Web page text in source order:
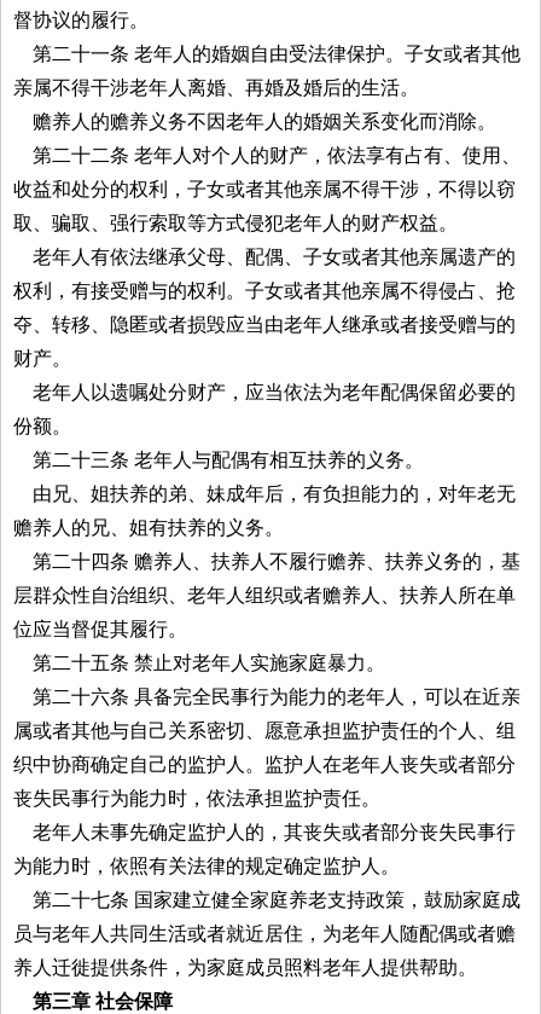
督协议的履行。
第二十一条 老年人的婚姻自由受法律保护。子女或者其他
亲属不得干涉老年人离婚、再婚及婚后的生活。
赡养人的赡养义务不因老年人的婚姻关系变化而消除。
第二十二条 老年人对个人的财产，依法享有占有、使用、
收益和处分的权利，子女或者其他亲属不得干涉，不得以窃
取、骗取、强行索取等方式侵犯老年人的财产权益。
老年人有依法继承父母、配偶、子女或者其他亲属遗产的
权利，有接受赠与的权利。子女或者其他亲属不得侵占、抢
夺、转移、隐匿或者损毁应当由老年人继承或者接受赠与的
财产。
老年人以遗嘱处分财产，应当依法为老年配偶保留必要的
份额。
第二十三条 老年人与配偶有相互扶养的义务。
由兄、姐扶养的弟、妹成年后，有负担能力的，对年老无
赡养人的兄、姐有扶养的义务。
第二十四条 赡养人、扶养人不履行赡养、扶养义务的，基
层群众性自治组织、老年人组织或者赡养人、扶养人所在单
位应当督促其履行。
第二十五条 禁止对老年人实施家庭暴力。
第二十六条 具备完全民事行为能力的老年人，可以在近亲
属或者其他与自己关系密切、愿意承担监护责任的个人、组
织中协商确定自己的监护人。监护人在老年人丧失或者部分
丧失民事行为能力时，依法承担监护责任。
老年人未事先确定监护人的，其丧失或者部分丧失民事行
为能力时，依照有关法律的规定确定监护人。
第二十七条 国家建立健全家庭养老支持政策，鼓励家庭成
员与老年人共同生活或者就近居住，为老年人随配偶或者赡
养人迁徙提供条件，为家庭成员照料老年人提供帮助。
第三章 社会保障